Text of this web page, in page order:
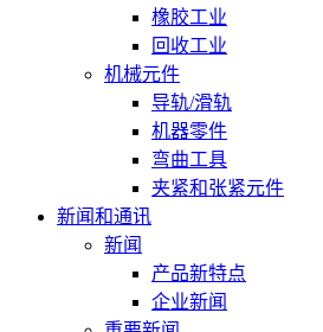
橡胶工业
回收工业
机械元件
导轨/滑轨
机器零件
弯曲工具
夹紧和张紧元件
新闻和通讯
新闻
产品新特点
企业新闻